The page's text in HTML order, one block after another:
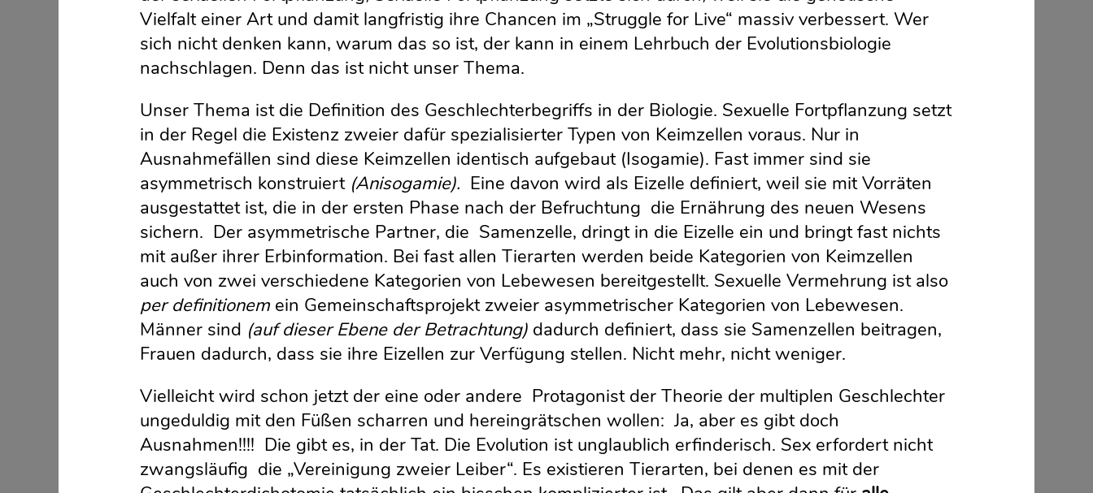
Vielfalt einer Art und damit langfristig ihre Chancen im „Struggle for Live“ massiv verbessert. Wer
sich nicht denken kann, warum das so ist, der kann in einem Lehrbuch der Evolutionsbiologie
nachschlagen. Denn das ist nicht unser Thema.
Unser Thema ist die Definition des Geschlechterbegriffs in der Biologie. Sexuelle Fortpflanzung setzt
in der Regel die Existenz zweier dafür spezialisierter Typen von Keimzellen voraus. Nur in
Ausnahmefällen sind diese Keimzellen identisch aufgebaut (Isogamie). Fast immer sind sie
asymmetrisch konstruiert (Anisogamie). Eine davon wird als Eizelle definiert, weil sie mit Vorräten
ausgestattet ist, die in der ersten Phase nach der Befruchtung die Ernährung des neuen Wesens
sichern. Der asymmetrische Partner, die Samenzelle, dringt in die Eizelle ein und bringt fast nichts
mit außer ihrer Erbinformation. Bei fast allen Tierarten werden beide Kategorien von Keimzellen
auch von zwei verschiedene Kategorien von Lebewesen bereitgestellt. Sexuelle Vermehrung ist also
per definitionem ein Gemeinschaftsprojekt zweier asymmetrischer Kategorien von Lebewesen.
Männer sind (auf dieser Ebene der Betrachtung) dadurch definiert, dass sie Samenzellen beitragen,
Frauen dadurch, dass sie ihre Eizellen zur Verfügung stellen. Nicht mehr, nicht weniger.
Vielleicht wird schon jetzt der eine oder andere Protagonist der Theorie der multiplen Geschlechter
ungeduldig mit den Füßen scharren und hereingrätschen wollen: Ja, aber es gibt doch
Ausnahmen!!!! Die gibt es, in der Tat. Die Evolution ist unglaublich erfinderisch. Sex erfordert nicht
zwangsläufig die „Vereinigung zweier Leiber“. Es existieren Tierarten, bei denen es mit der